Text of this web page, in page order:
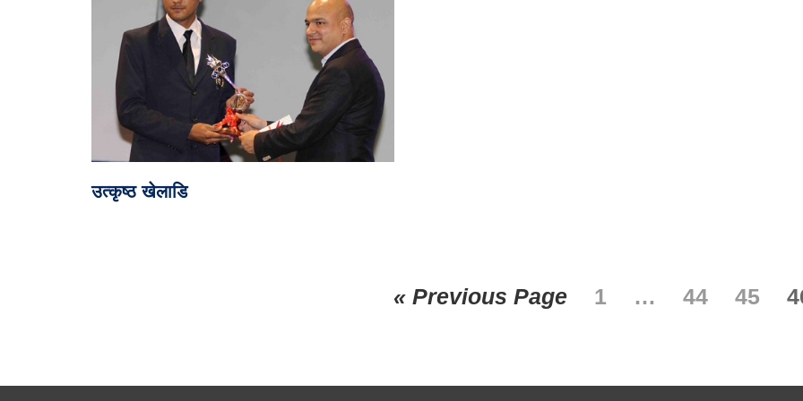
उत्कृष्ठ खेलाडि
« Previous Page 1 … 44 45